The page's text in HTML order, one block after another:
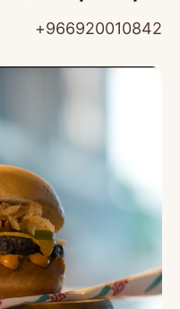
966920010842+